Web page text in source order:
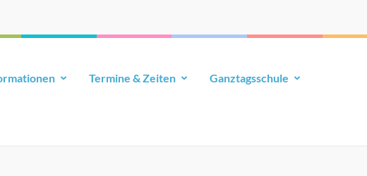
Termine & Zeiten Ganztagsschule